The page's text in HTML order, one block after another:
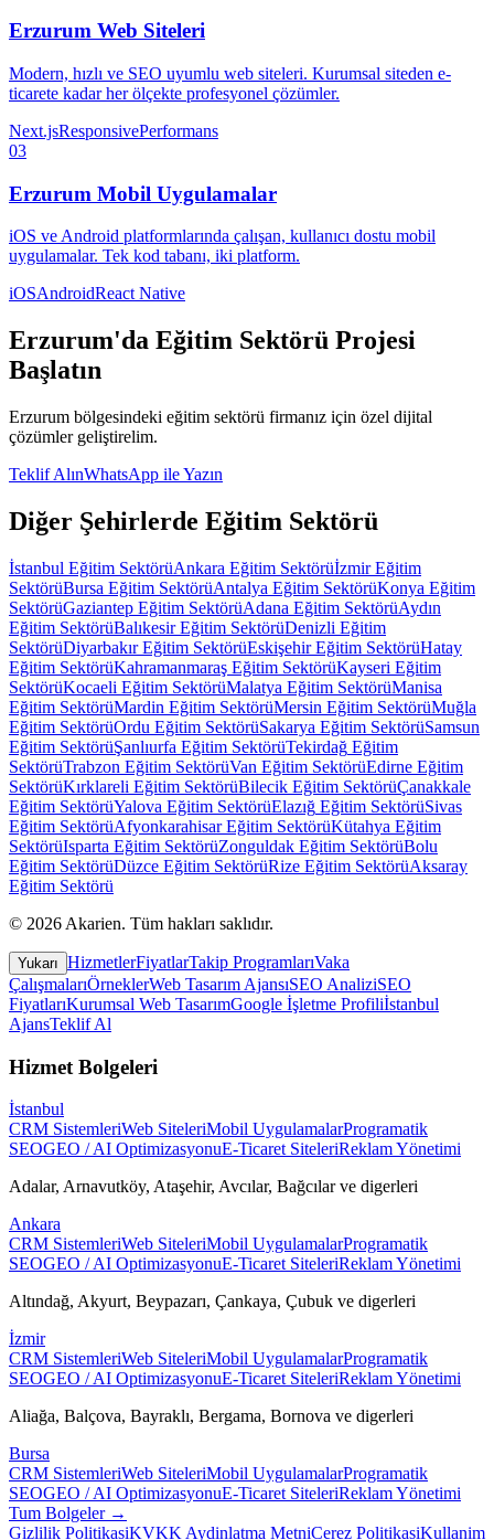
Erzurum Web Siteleri
Modern, hızlı ve SEO uyumlu web siteleri. Kurumsal siteden e-
ticarete kadar her ölçekte profesyonel çözümler.
Next.jsResponsivePerformans
03
Erzurum Mobil Uygulamalar
iOS ve Android platformlarında çalışan, kullanıcı dostu mobil
uygulamalar. Tek kod tabanı, iki platform.
iOSAndroidReact Native
Erzurum'da Eğitim Sektörü Projesi
Başlatın
Erzurum bölgesindeki eğitim sektörü firmanız için özel dijital
çözümler geliştirelim.
Teklif AlınWhatsApp ile Yazın
Diğer Şehirlerde Eğitim Sektörü
İstanbul Eğitim SektörüAnkara Eğitim Sektörüİzmir Eğitim
SektörüBursa Eğitim SektörüAntalya Eğitim SektörüKonya Eğitim
SektörüGaziantep Eğitim SektörüAdana Eğitim SektörüAydın
Eğitim SektörüBalıkesir Eğitim SektörüDenizli Eğitim
SektörüDiyarbakır Eğitim SektörüEskişehir Eğitim SektörüHatay
Eğitim SektörüKahramanmaraş Eğitim SektörüKayseri Eğitim
SektörüKocaeli Eğitim SektörüMalatya Eğitim SektörüManisa
Eğitim SektörüMardin Eğitim SektörüMersin Eğitim SektörüMuğla
Eğitim SektörüOrdu Eğitim SektörüSakarya Eğitim SektörüSamsun
Eğitim SektörüŞanlıurfa Eğitim SektörüTekirdağ Eğitim
SektörüTrabzon Eğitim SektörüVan Eğitim SektörüEdirne Eğitim
SektörüKırklareli Eğitim SektörüBilecik Eğitim SektörüÇanakkale
Eğitim SektörüYalova Eğitim SektörüElazığ Eğitim SektörüSivas
Eğitim SektörüAfyonkarahisar Eğitim SektörüKütahya Eğitim
SektörüIsparta Eğitim SektörüZonguldak Eğitim SektörüBolu
Eğitim SektörüDüzce Eğitim SektörüRize Eğitim SektörüAksaray
Eğitim Sektörü
© 2026 Akarien. Tüm hakları saklıdır.
Yukarı HizmetlerFiyatlarTakip ProgramlarıVaka
ÇalışmalarıÖrneklerWeb Tasarım AjansıSEO AnaliziSEO
FiyatlarıKurumsal Web TasarımGoogle İşletme Profiliİstanbul
AjansTeklif Al
Hizmet Bolgeleri
İstanbul
CRM SistemleriWeb SiteleriMobil UygulamalarProgramatik
SEOGEO / AI OptimizasyonuE-Ticaret SiteleriReklam Yönetimi
Adalar, Arnavutköy, Ataşehir, Avcılar, Bağcılarve digerleri
Ankara
CRM SistemleriWeb SiteleriMobil UygulamalarProgramatik
SEOGEO / AI OptimizasyonuE-Ticaret SiteleriReklam Yönetimi
Altındağ, Akyurt, Beypazarı, Çankaya, Çubuk ve digerleri
İzmir
CRM SistemleriWeb SiteleriMobil UygulamalarProgramatik
SEOGEO / AI OptimizasyonuE-Ticaret SiteleriReklam Yönetimi
Aliağa, Balçova, Bayraklı, Bergama, Bornova ve digerleri
Bursa
CRM SistemleriWeb SiteleriMobil UygulamalarProgramatik
SEOGEO / AI OptimizasyonuE-Ticaret SiteleriReklam Yönetimi
Tum Bolgeler →
Gizlilik PolitikasiKVKK Aydinlatma MetniCerez PolitikasiKullanim